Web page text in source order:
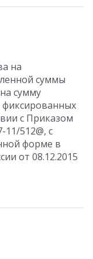
на
суммы
сумму
с Приказом
512@, с
форме в
от 08.12.2015